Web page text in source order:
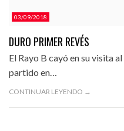
03/09/2018
DURO PRIMER REVÉS
El Rayo B cayó en su visita
partido en…
CONTINUAR LEYENDO →